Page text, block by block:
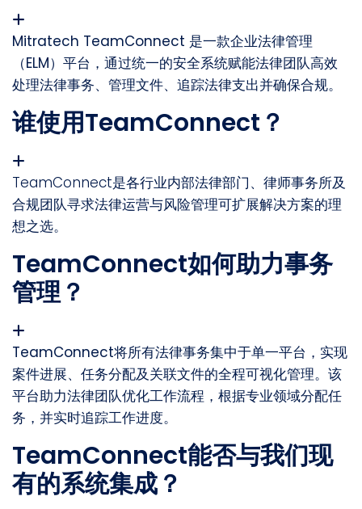
Mitratech TeamConnect 是一款企业法律管理
（ELM）平台，通过统一的安全系统赋能法律团队高效
处理法律事务、管理文件、追踪法律支出并确保合规。
谁使用TeamConnect？
TeamConnect是各行业内部法律部门、律师事务所及
合规团队寻求法律运营与风险管理可扩展解决方案的理
想之选。
TeamConnect如何助力事务
管理？
TeamConnect将所有法律事务集中于单一平台，实现
案件进展、任务分配及关联文件的全程可视化管理。该
平台助力法律团队优化工作流程，根据专业领域分配任
务，并实时追踪工作进度。
TeamConnect能否与我们现
有的系统集成？